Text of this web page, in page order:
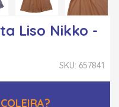
Liso Nikko -
SKU: 657841